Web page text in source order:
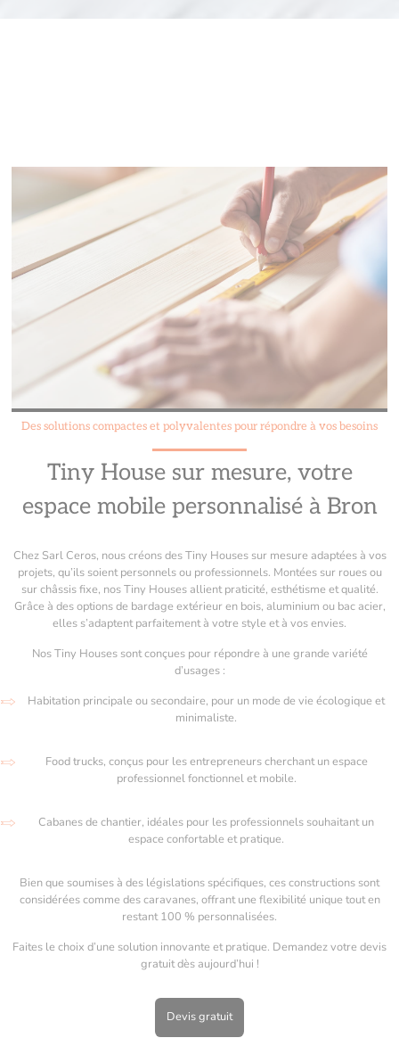
Des solutions compactes et polyvalentes pour répondre à vos besoins
Tiny House sur mesure, votre
espace mobile personnalisé à Bron
Chez Sarl Ceros, nous créons des Tiny Houses sur mesure adaptées à vos
projets, qu’ils soient personnels ou professionnels. Montées sur roues ou
sur châssis fixe, nos Tiny Houses allient praticité, esthétisme et qualité.
Grâce à des options de bardage extérieur en bois, aluminium ou bac acier,
elles s’adaptent parfaitement à votre style et à vos envies.
Nos Tiny Houses sont conçues pour répondre à une grande variété
d’usages :
Habitation principale ou secondaire, pour un mode de vie écologique et
minimaliste.
Food trucks, conçus pour les entrepreneurs cherchant un espace
professionnel fonctionnel et mobile.
Cabanes de chantier, idéales pour les professionnels souhaitant un
espace confortable et pratique.
Bien que soumises à des législations spécifiques, ces constructions sont
considérées comme des caravanes, offrant une flexibilité unique tout en
restant 100 % personnalisées.
Faites le choix d’une solution innovante et pratique. Demandez votre devis
gratuit dès aujourd’hui !
Devis gratuit